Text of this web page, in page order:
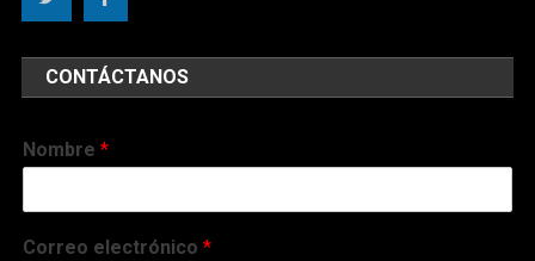
CONTÁCTANOS
Nombre*
Correo electrónico*